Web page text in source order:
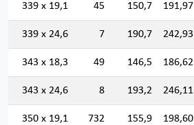
339 x 19,1 45 150,7 191,97
339 x 24,6 7 190,7 242,93
343 x 18,3 49 146,5 186,62
343 x 24,6 8 193,2 246,11
350 x 19,1 732 155,9 198,60